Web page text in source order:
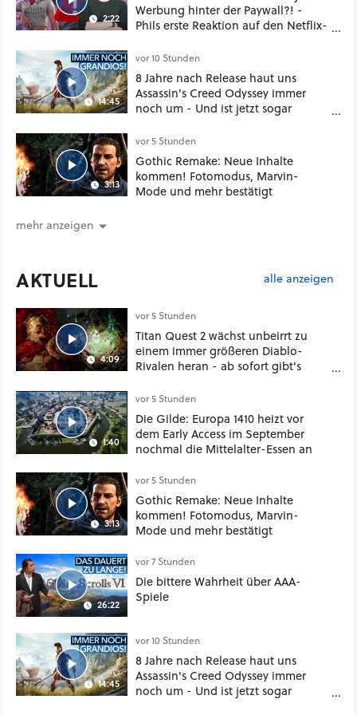
2:22
Werbung hinter der Paywall?! -
Phils erste Reaktion auf den Netflix-
14:45
vor 10 Stunden
8 Jahre nach Release haut uns
Assassin's Creed Odyssey immer
noch um - Und ist jetzt sogar
3:13
vor 5 Stunden
Gothic Remake: Neue Inhalte
kommen! Fotomodus, Marvin-
Mode und mehr bestätigt
mehr anzeigen
AKTUELL alle anzeigen
4:09
vor 5 Stunden
Titan Quest 2 wächst unbeirrt zu
einem immer größeren Diablo-
Rivalen heran - ab sofort gibt's
Klasse
1:40
vor 5 Stunden
Die Gilde: Europa 1410 heizt vor
dem Early Access im September
nochmal die Mittelalter-Essen an
3:13
vor 5 Stunden
Gothic Remake: Neue Inhalte
kommen! Fotomodus, Marvin-
Mode und mehr bestätigt
26:22
vor 7 Stunden
Die bittere Wahrheit über AAA-
Spiele
14:45
vor 10 Stunden
8 Jahre nach Release haut uns
Assassin's Creed Odyssey immer
noch um - Und ist jetzt sogar